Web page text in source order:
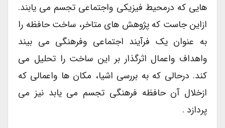
هایی که درمحیط فیزیکی واجتماعی تجسم می یابند.
ازاین جاست که پژوهش های متاخر، ساخت حافظه را
به عنوان یک فرآیند اجتماعی وفرهنگی می بیند
واهداف واعمال اثرگذار بر این ساخت را تحلیل می
کند. درحالی که به بررسی اشیا، مکان ها واعمالی که
ازخلال آن حافظه فرهنگی تجسم می یابد نیز می
پردازد .